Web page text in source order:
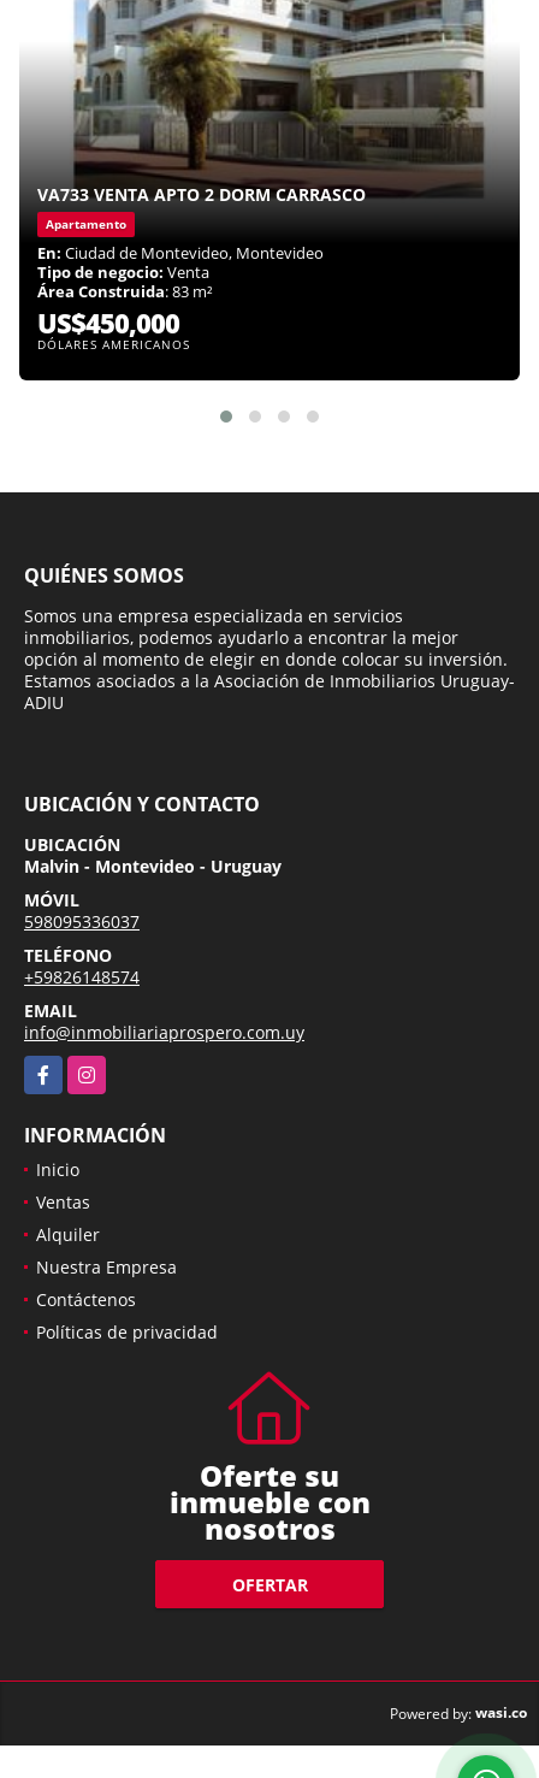
VA733 VENTA APTO 2 DORM CARRASCO
Apartamento
En: Ciudad de Montevideo, Montevideo
Tipo de negocio: Venta
Área Construida: 83 m²
US$450,000
DÓLARES AMERICANOS
QUIÉNES SOMOS
Somos una empresa especializada en servicios
inmobiliarios, podemos ayudarlo a encontrar la mejor
opción al momento de elegir en donde colocar su inversión.
Estamos asociados a la Asociación de Inmobiliarios Uruguay-
ADIU
UBICACIÓN Y CONTACTO
UBICACIÓN
Malvin - Montevideo - Uruguay
MÓVIL
598095336037
TELÉFONO
+59826148574
EMAIL
info@inmobiliariaprospero.com.uy
FacebookInstagram
INFORMACIÓN
Inicio
Ventas
Alquiler
Nuestra Empresa
Contáctenos
Políticas de privacidad
Oferte su
inmueble con
nosotros
OFERTAR
Powered by:wasi.co